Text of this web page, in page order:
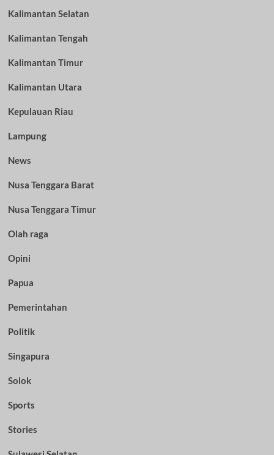
Kalimantan Selatan
Kalimantan Tengah
Kalimantan Timur
Kalimantan Utara
Kepulauan Riau
Lampung
News
Nusa Tenggara Barat
Nusa Tenggara Timur
Olah raga
Opini
Papua
Pemerintahan
Politik
Singapura
Solok
Sports
Stories